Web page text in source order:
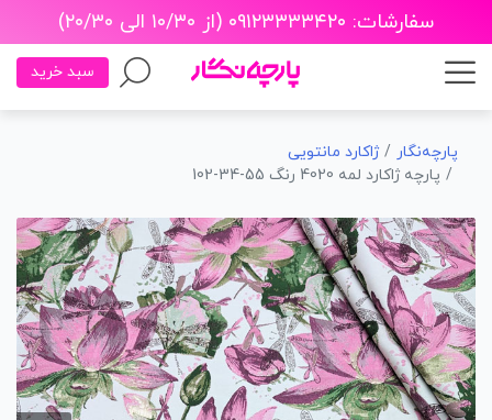
سفارشات: ۰۹۱۲۳۳۳۳۴۲۰ (از ۱۰/۳۰ الی ۲۰/۳۰)
سبد خرید
پارچه‌نگار
ژاکارد مانتویی
پارچه ژاکارد لمه 4020 رنگ 55-34-102